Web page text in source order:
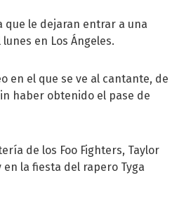
que le dejaran entrar a una
en Los Ángeles.
en el que se ve al cantante, de
haber obtenido el pase de
de los Foo Fighters, Taylor
la fiesta del rapero Tyga